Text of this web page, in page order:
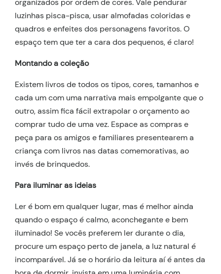
organizados por ordem de cores. Vale pendurar
luzinhas pisca-pisca, usar almofadas coloridas e
quadros e enfeites dos personagens favoritos. O
espaço tem que ter a cara dos pequenos, é claro!
Montando a coleção
Existem livros de todos os tipos, cores, tamanhos e
cada um com uma narrativa mais empolgante que o
outro, assim fica fácil extrapolar o orçamento ao
comprar tudo de uma vez. Espace as compras e
peça para os amigos e familiares presentearem a
criança com livros nas datas comemorativas, ao
invés de brinquedos.
Para iluminar as ideias
Ler é bom em qualquer lugar, mas é melhor ainda
quando o espaço é calmo, aconchegante e bem
iluminado! Se vocês preferem ler durante o dia,
procure um espaço perto de janela, a luz natural é
incomparável. Já se o horário da leitura aí é antes da